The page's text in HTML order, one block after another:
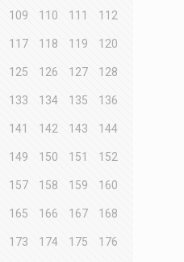
109 110 111 112
117 118 119 120
125 126 127 128
133 134 135 136
141 142 143 144
149 150 151 152
157 158 159 160
165 166 167 168
173 174 175 176